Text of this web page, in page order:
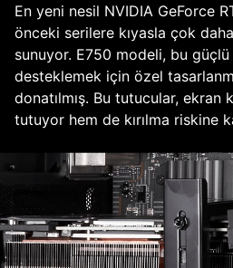
En yeni nesil NVIDIA GeForce
önceki serilere kıyasla çok
sunuyor. E750 modeli, bu güçlü
desteklemek için özel
donatılmış. Bu tutucular, ekran
tutuyor hem de kırılma riskine